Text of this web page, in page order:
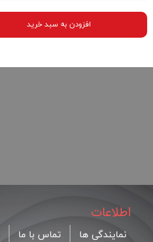
افزودن به سبد خرید
نمایندگی ها تماس با ما
اطلاعات